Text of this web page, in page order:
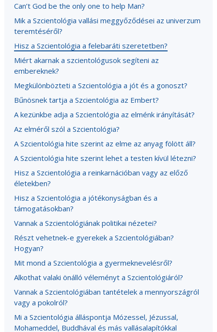
Can’t God be the only one to help Man?
Mik a Szcientológia vallási meggyőződései az univerzum
teremtéséről?
Hisz a Szcientológia a felebaráti szeretetben?
Miért akarnak a szcientológusok segíteni az
embereknek?
Megkülönbözteti a Szcientológia a jót és a gonoszt?
Bűnösnek tartja a Szcientológia az Embert?
A kezünkbe adja a Szcientológia az elménk irányítását?
Az elméről szól a Szcientológia?
A Szcientológia hite szerint az elme az anyag fölött áll?
A Szcientológia hite szerint lehet a testen kívül létezni?
Hisz a Szcientológia a reinkarnációban vagy az előző
életekben?
Hisz a Szcientológia a jótékonyságban és a
támogatásokban?
Vannak a Szcientológiának politikai nézetei?
Részt vehetnek-e gyerekek a Szcientológiában?
Hogyan?
Mit mond a Szcientológia a gyermeknevelésről?
Alkothat valaki önálló véleményt a Szcientológiáról?
Vannak a Szcientológiában tantételek a mennyországról
vagy a pokolról?
Mi a Szcientológia álláspontja Mózessel, Jézussal,
Mohameddel, Buddhával és más vallásalapítókkal